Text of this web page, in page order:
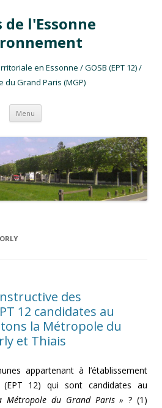
de l'Essonne
en Essonne / GOSB (EPT 12) /
du Grand Paris (MGP)
Menu Aller au contenu
ORLY
des
12 candidates au
la Métropole du
et Thiais
appartenant à l’établissement
12) qui sont candidates au
Métropole du Grand Paris »? (1)